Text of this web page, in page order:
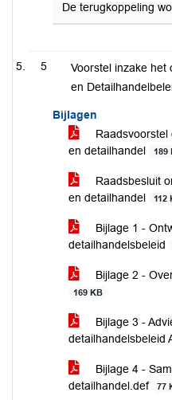
De terugkoppeling
5
Voorstel inzake het
en
Bijlagen
en detailhandel
189
Raadsbesluit
en detailhandel
112
Bijlage 1 -
detailhandelsbeleid
Bijlage 2 -
169 KB
Bijlage 3 -
detailhandelsbeleid
Bijlage 4 -
detailhandel.def
77